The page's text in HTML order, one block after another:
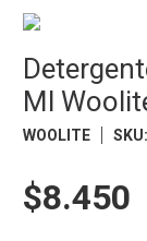
Ml
WOOLITE SKU:
$8.450
Valijas
Cerveza
Galletitas
Yerba
Juguetes